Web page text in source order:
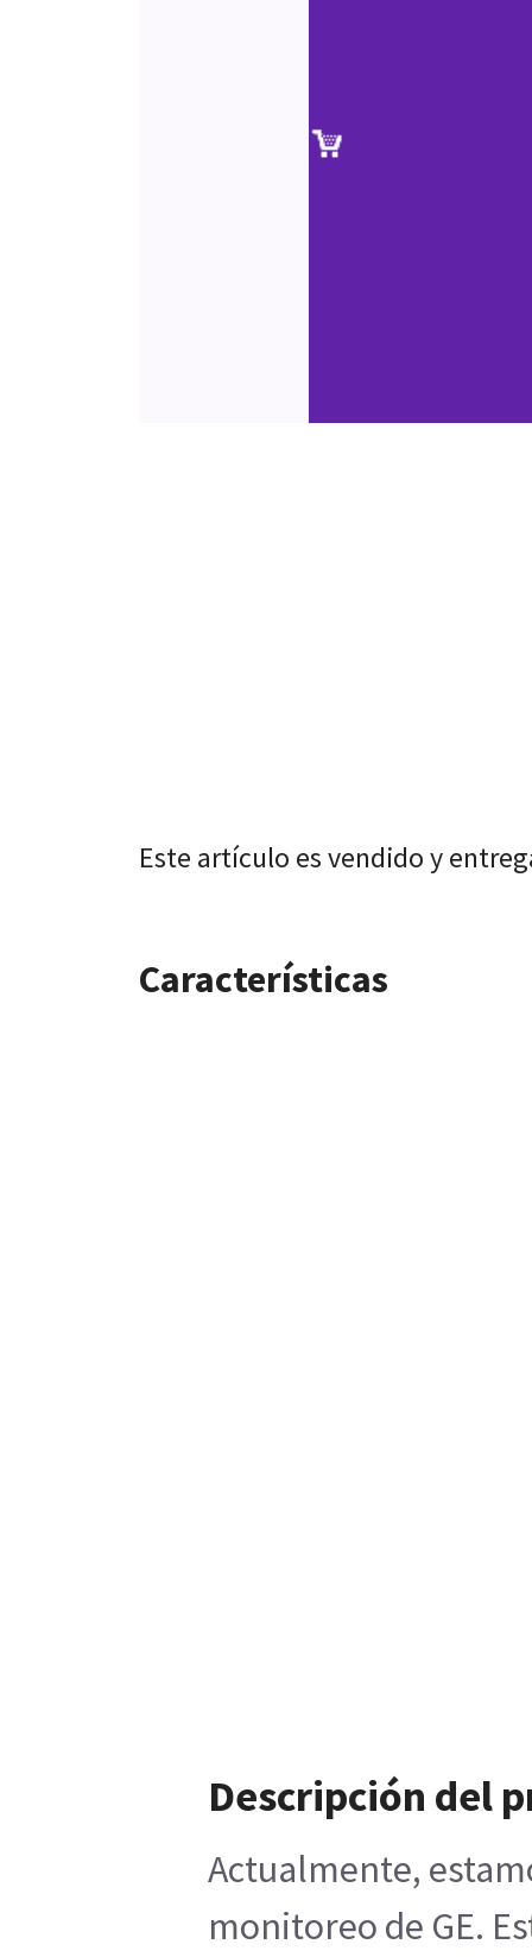
Este artículo es vendido y
Características
Descripción del
Actualmente,
monitoreo de GE.